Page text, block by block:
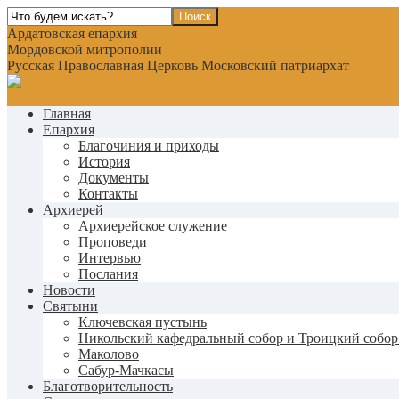
Ардатовская епархия
Мордовской митрополии
Русская Православная Церковь Московский патриархат
Главная
Епархия
Благочиния и приходы
История
Документы
Контакты
Архиерей
Архиерейское служение
Проповеди
Интервью
Послания
Новости
Святыни
Ключевская пустынь
Никольский кафедральный собор и Троицкий собор
Маколово
Сабур-Мачкасы
Благотворительность